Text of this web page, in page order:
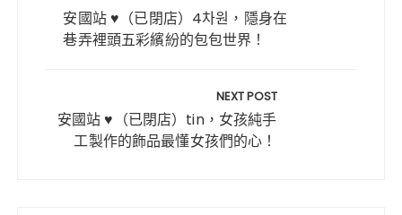
b
o
k
r st A
p
安國站 ♥（已閉店）4차원，隱身在
巷弄裡頭五彩繽紛的包包世界！
NEXT POST
安國站 ♥（已閉店）tin，女孩純手
工製作的飾品最懂女孩們的心！